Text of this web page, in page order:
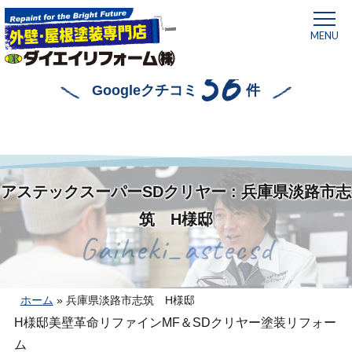
MENU
Googleクチコミ 56 件
ホーム » 兵庫県淡路市志筑 H様邸
アステックスーパーSDクリヤー : 兵庫県淡路市志
筑 H様邸
Gaiheki_astecsd
H様邸美壁革命リファインMF＆SDクリヤー塗装リフォー
ム